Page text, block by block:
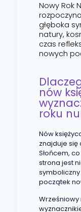
Nowy Rok
głęboka
natury,
czas
nowych
nów
roku
Nów
znajduje się
Słońcem,
strona jest
początek